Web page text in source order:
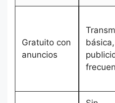
Gratuito con
anuncios
básica,